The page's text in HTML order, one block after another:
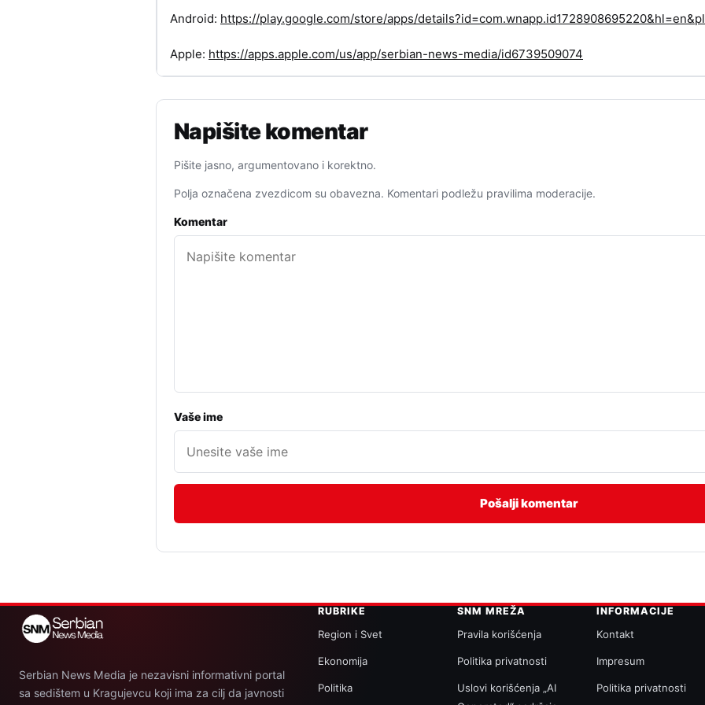
Android: https://play.google.com/store/apps/
Apple: https://apps.apple.com/us/app/serbian-news-media/id6739509074
Napišite komentar
Pišite jasno, argumentovano i korektno.
Polja označena zvezdicom su obavezna. Komentari podležu pravilima moderacije.
Komentar
Vaše ime
Serbian News Media je nezavisni informativni portal
sa sedištem u Kragujevcu koji ima za cilj da javnosti
RUBRIKE
Region i Svet
Ekonomija
Politika
SNM MREŽA
Pravila korišćenja
Politika privatnosti
Uslovi korišćenja „AI
INFORMACIJE
Kontakt
Impresum
Politika privatnosti